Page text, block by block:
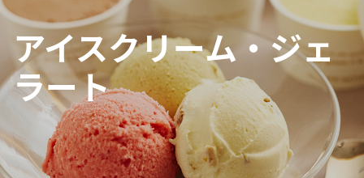
アイスクリーム・ジェ
ラート